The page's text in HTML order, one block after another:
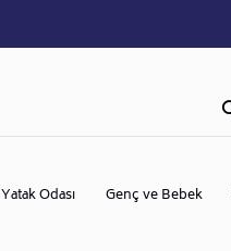
Yatak Odası Genç ve Bebek